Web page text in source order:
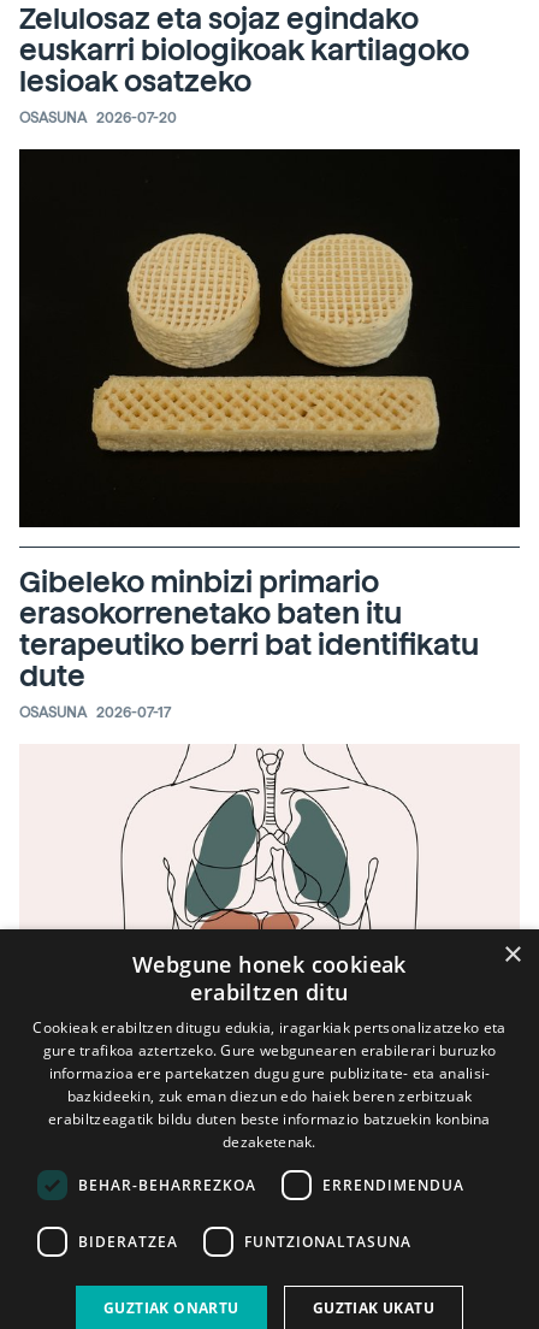
Zelulosaz eta sojaz egindako
euskarri biologikoak kartilagoko
lesioak osatzeko
OSASUNA 2026-07-20
Gibeleko minbizi primario
erasokorrenetako baten itu
terapeutiko berri bat identifikatu
dute
OSASUNA 2026-07-17
Gehiago ikusi
×
Webgune honek cookieak
erabiltzen ditu
Cookieak erabiltzen ditugu edukia, iragarkiak pertsonalizatzeko eta
gure trafikoa aztertzeko. Gure webgunearen erabilerari buruzko
informazioa ere partekatzen dugu gure publizitate- eta analisi-
bazkideekin, zuk eman diezun edo haiek beren zerbitzuak
erabiltzeagatik bildu duten beste informazio batzuekin konbina
dezaketenak.
BEHAR-BEHARREZKOA ERRENDIMENDUA
BIDERATZEA FUNTZIONALTASUNA
GUZTIAK ONARTU GUZTIAK UKATU